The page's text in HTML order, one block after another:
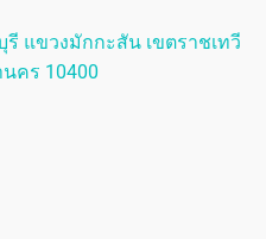
รี แขวงมักกะสัน เขตราชเทวี
คร 10400